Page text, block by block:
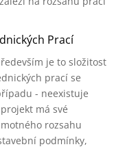
Prací
je to složitost
prací se
- neexistuje
má své
rozsahu
podmínky,